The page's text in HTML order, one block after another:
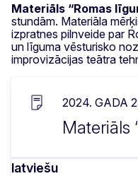
Materiāls “Romas
stundām. Materiāla
izpratnes pilnveide par
un līguma vēsturisko
improvizācijas teātra
2024. GADA
Materiāls
latviešu